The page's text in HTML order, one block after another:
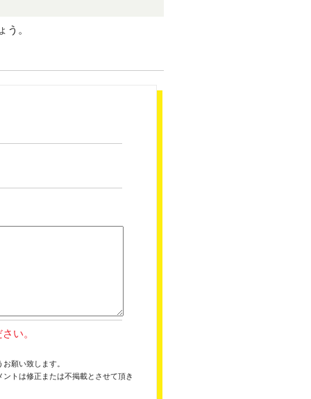
。
い。
願い致します。
トは修正または不掲載とさせて頂き